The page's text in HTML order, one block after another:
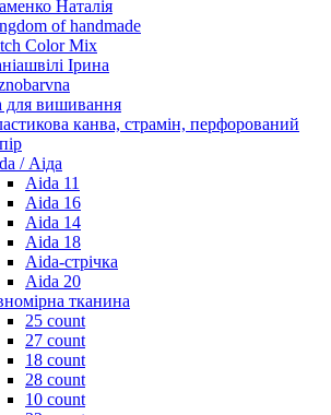
Наталія
of handmade
Color Mix
Ірина
для вишивання
канва, страмін, перфорований
/ Аіда
Aida 11
Aida 16
Aida 14
Aida 18
Aida-стрічка
Aida 20
тканина
25 count
27 count
18 count
28 count
10 count